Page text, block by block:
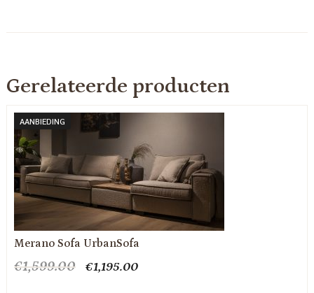
Gerelateerde producten
AANBIEDING
Merano Sofa UrbanSofa
€1,599.00
Oorspronkelijke
€1,195.00Huidige